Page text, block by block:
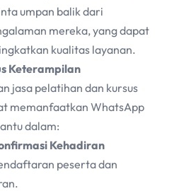
umpan balik dari
mereka, yang dapat
kualitas layanan.
Keterampilan
jasa pelatihan dan kursus
memanfaatkan WhatsApp
dalam:
Kehadiran
peserta dan